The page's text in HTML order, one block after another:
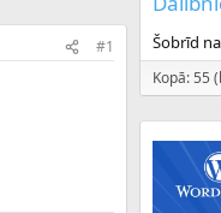
#1 Šobrīd
Kopā: 55